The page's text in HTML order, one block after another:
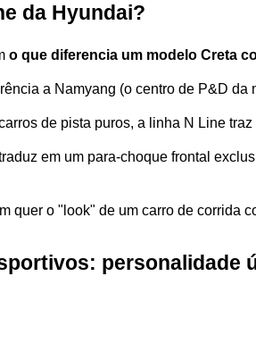
da Hyundai?
o que diferencia um modelo Creta
a Namyang (o centro de P&D
de pista puros, a linha N Line
em um para-choque frontal
quer o "look" de um carro de corrida
personalidade